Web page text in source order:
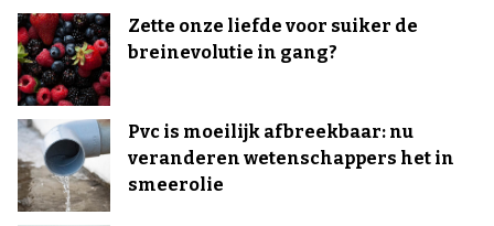
Zette onze liefde voor suiker de
breinevolutie in gang?
Pvc is moeilijk afbreekbaar: nu
veranderen wetenschappers het in
smeerolie